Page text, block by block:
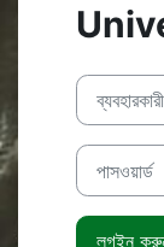
ব্যবহারকারীনাম
পাসওয়ার্ড
লগইন